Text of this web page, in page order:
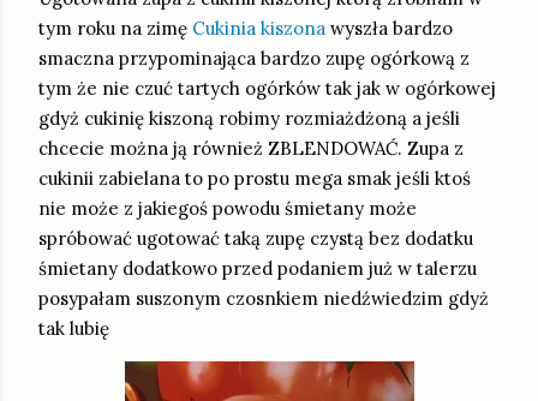
tym roku na zimę Cukinia kiszona wyszła bardzo
smaczna przypominająca bardzo zupę ogórkową z
tym że nie czuć tartych ogórków tak jak w ogórkowej
gdyż cukinię kiszoną robimy rozmiażdżoną a jeśli
chcecie można ją również ZBLENDOWAĆ. Zupa z
cukinii zabielana to po prostu mega smak jeśli ktoś
nie może z jakiegoś powodu śmietany może
spróbować ugotować taką zupę czystą bez dodatku
śmietany dodatkowo przed podaniem już w talerzu
posypałam suszonym czosnkiem niedźwiedzim gdyż
tak lubię